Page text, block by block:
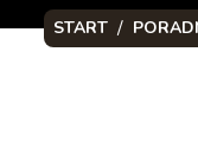
START /